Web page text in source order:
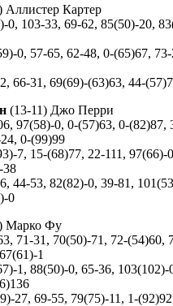
Аллистер Картер
0, 103-33, 69-62, 85(50)-20,
0, 57-65, 62-48, 0-(65)67,
66-31, 69(69)-(63)63, 44-
(13-11) Джо Перри
97(58)-0, 0-(57)63, 0-(82)87,
0-(99)99
7, 15-(68)77, 22-111, 97(66)-
38
44-53, 82(82)-0, 39-81,
0
Марко Фу
71-31, 70(50)-71, 72-(54)60,
1
1, 88(50)-0, 65-36,
27, 69-55, 79(75)-11, 1-